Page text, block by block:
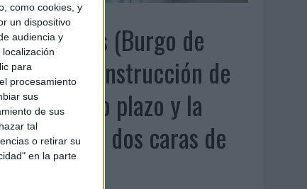
como cookies, y
un dispositivo
audiencia y
para
procesamiento
sus
de sus
tal
o retirar su
en la parte
2026
Arquillos (Burgo de
“La construcción de
a largo plazo y la
son dos caras de
...